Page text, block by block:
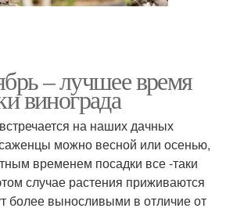
– лучшее время
винограда
на наших дачных
можно весной или осенью,
временем посадки все -таки
случае растения приживаются
более выносливыми в отличие от